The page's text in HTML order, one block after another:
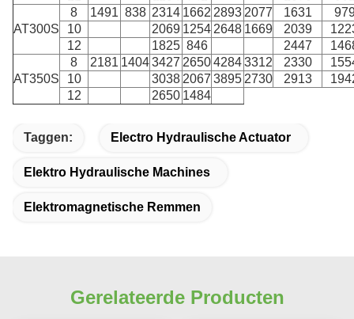
AT300S
8 1491 838 2314 1662 2893 2077 1631
10
2069 1254 2648 1669 2039
12
1825 846 2447
AT350S
8 2181 14043427 265042843312 2330
10
3038 2067 3895 2730 2913
12
2650 1484
Taggen: Electro Hydraulische Actuator
Elektro Hydraulische Machines
Elektromagnetische Remmen
Gerelateerde Producten